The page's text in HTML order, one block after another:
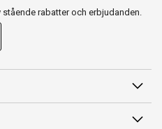
rabatter och erbjudanden.